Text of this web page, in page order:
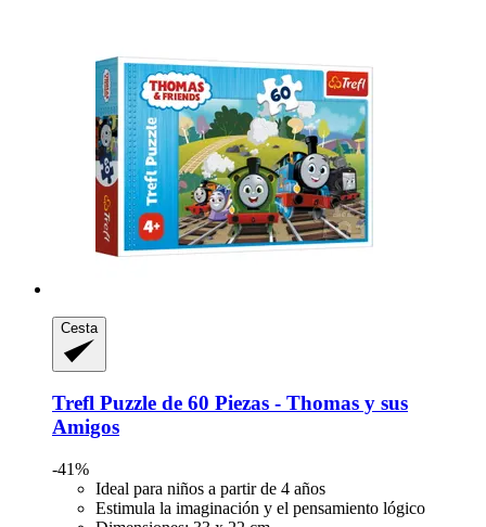
Cesta
Trefl Puzzle de 60 Piezas -​ Thomas y sus
Amigos
-41%
Ideal para niños a partir de 4 años
Estimula la imaginación y el pensamiento lógico